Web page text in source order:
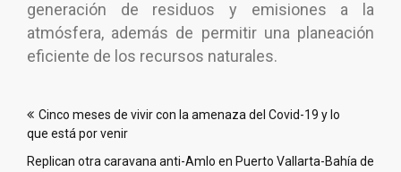
generación de residuos y emisiones a la
atmósfera, además de permitir una planeación
eficiente de los recursos naturales.
de
entradas
Cinco meses de vivir con la amenaza del Covid-19 y lo
que está por venir
Replican otra caravana anti-Amlo en Puerto Vallarta-Bahía de